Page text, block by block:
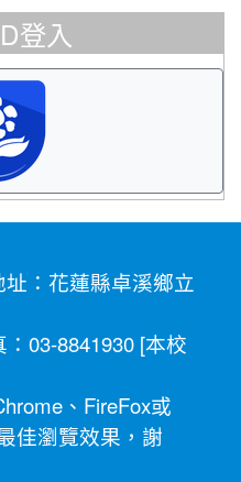
登入
：花蓮縣卓溪鄉立
03-8841930 [本校
、 FireFox或
佳瀏覽效果，謝